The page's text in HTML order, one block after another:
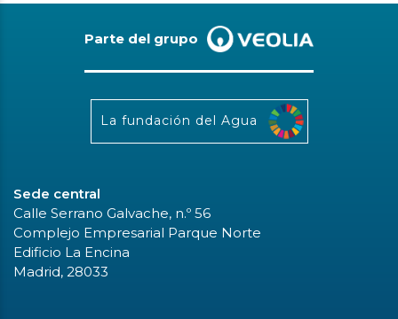
Parte del grupo
La fundación del Agua
Sede central
Calle Serrano Galvache, n.º 56
Complejo Empresarial Parque Norte
Edificio La Encina
Madrid, 28033